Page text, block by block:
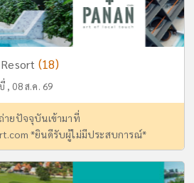
(18)
, 08 ส.ค. 69
ายปัจจุบันเข้ามาที่
*ยินดีรับผู้ไม่มีประสบการณ์*